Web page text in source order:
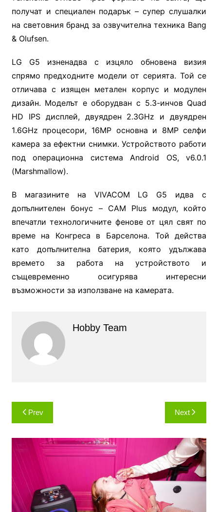
получат и специален подарък – супер слушалки
на световния бранд за озвучителна техника Bang
& Olufsen.
LG G5 изненадва с изцяло обновена визия
спрямо предходните модели от серията. Той се
отличава с изящен метален корпус и модулен
дизайн. Моделът е оборудван с 5.3-инчов Quad
HD IPS дисплей, двуядрен 2.3GHz и двуядрен
1.6GHz процесори, 16MP основна и 8MPселфи
камера за ефектни снимки. Устройството работи
под операционна системаAndroid OS, v6.0.1
(Marshmallow).
В магазините на VIVACOM LG G5 идва с
допълнителен бонус – CAM Plus модул, който
впечатли технологичните фенове от цял свят по
време на Конгреса в Барселона. Той действа
като допълнителна батерия, която удължава
времето за работа на устройството и
същевременно осигурява интересни
възможности за използване на камерата.
Hobby Team
Навигация
Prev Next